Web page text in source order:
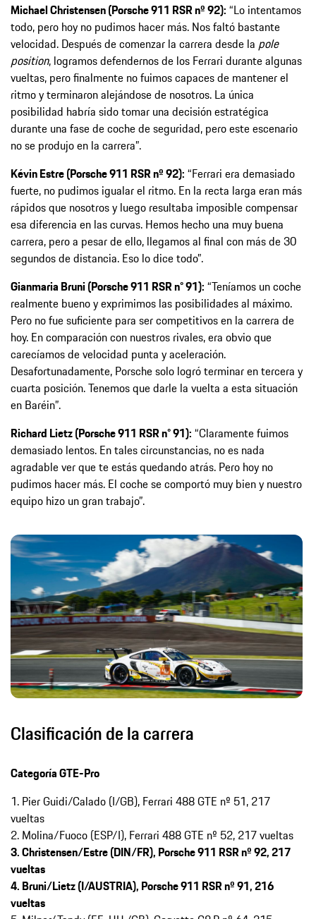
Michael Christensen (Porsche 911 RSR nº 92): “Lo intentamos
todo, pero hoy no pudimos hacer más. Nos faltó bastante
velocidad. Después de comenzar la carrera desde la pole
position, logramos defendernos de los Ferrari durante algunas
vueltas, pero finalmente no fuimos capaces de mantener el
ritmo y terminaron alejándose de nosotros. La única
posibilidad habría sido tomar una decisión estratégica
durante una fase de coche de seguridad, pero este escenario
no se produjo en la carrera”.
Kévin Estre (Porsche 911 RSR nº 92): “Ferrari era demasiado
fuerte, no pudimos igualar el ritmo. En la recta larga eran más
rápidos que nosotros y luego resultaba imposible compensar
esa diferencia en las curvas. Hemos hecho una muy buena
carrera, pero a pesar de ello, llegamos al final con más de 30
segundos de distancia. Eso lo dice todo”.
Gianmaria Bruni (Porsche 911 RSR n° 91): “Teníamos un coche
realmente bueno y exprimimos las posibilidades al máximo.
Pero no fue suficiente para ser competitivos en la carrera de
hoy. En comparación con nuestros rivales, era obvio que
carecíamos de velocidad punta y aceleración.
Desafortunadamente, Porsche solo logró terminar en tercera y
cuarta posición. Tenemos que darle la vuelta a esta situación
en Baréin”.
Richard Lietz (Porsche 911 RSR n° 91): “Claramente fuimos
demasiado lentos. En tales circunstancias, no es nada
agradable ver que te estás quedando atrás. Pero hoy no
pudimos hacer más. El coche se comportó muy bien y nuestro
equipo hizo un gran trabajo”.
Clasificación de la carrera
Categoría GTE-Pro
1. Pier Guidi/Calado (I/GB), Ferrari 488 GTE nº 51, 217
vueltas
2. Molina/Fuoco (ESP/I), Ferrari 488 GTE nº 52, 217 vueltas
3. Christensen/Estre (DIN/FR), Porsche 911 RSR nº 92, 217
vueltas
4. Bruni/Lietz (I/AUSTRIA), Porsche 911 RSR nº 91, 216
vueltas